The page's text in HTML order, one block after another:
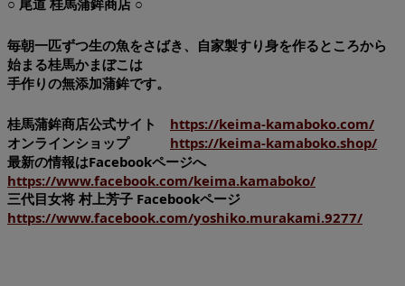
毎朝一匹ずつ生の魚をさばき、自家製すり身を作るところから
始まる桂馬かまぼこは
手作りの無添加蒲鉾です。
桂馬蒲鉾商店公式サイト https://keima-kamaboko.com/
オンラインショップ https://keima-kamaboko.shop/
最新の情報はFacebookページへ
https://www.facebook.com/keima.kamaboko/
三代目女将 村上芳子 Facebookページ
https://www.facebook.com/yoshiko.murakami.9277/